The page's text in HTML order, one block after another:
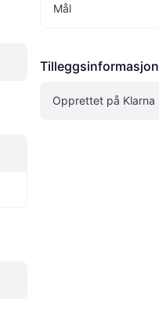
Mål
Tilleggsinformasjon
Opprettet på Klarna